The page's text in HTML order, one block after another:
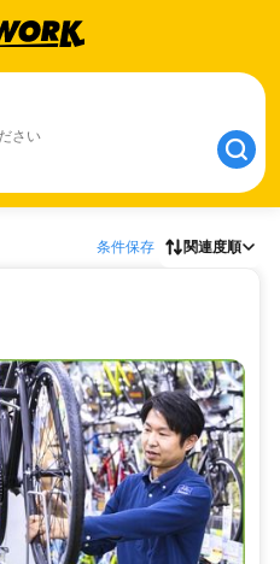
さい
条件保存 関連度順